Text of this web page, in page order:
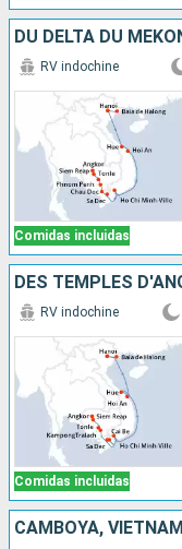
Comidas incluidas
RV indochine
Comidas incluidas
RV indochine
CAMBOYA, VIETNAM